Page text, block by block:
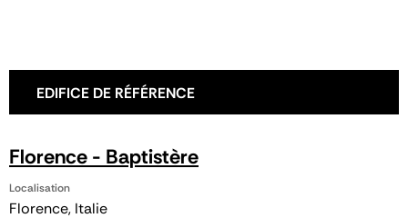
EDIFICE DE RÉFÉRENCE
Florence - Baptistère
Localisation
Florence, Italie